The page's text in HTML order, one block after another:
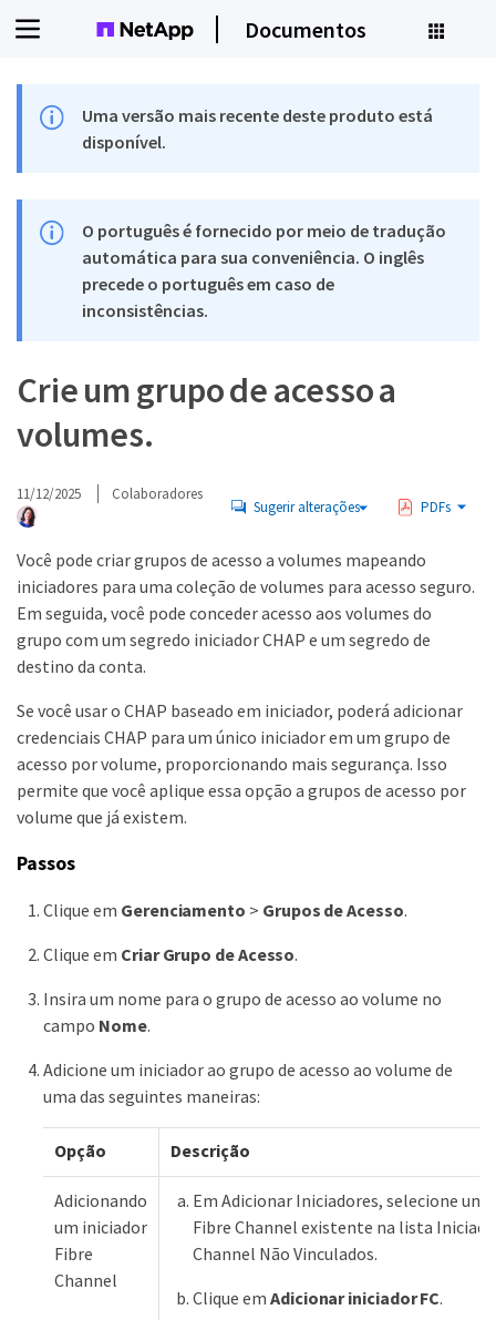
Documentos
Uma versão mais recente deste produto está
disponível.
O português é fornecido por meio de tradução
automática para sua conveniência. O inglês
precede o português em caso de
inconsistências.
Crie um grupo de acesso a
volumes.
11/12/2025 Colaboradores
Sugerir alterações PDFs
Você pode criar grupos de acesso a volumes mapeando
iniciadores para uma coleção de volumes para acesso seguro.
Em seguida, você pode conceder acesso aos volumes do
grupo com um segredo iniciador CHAP e um segredo de
destino da conta.
Se você usar o CHAP baseado em iniciador, poderá adicionar
credenciais CHAP para um único iniciador em um grupo de
acesso por volume, proporcionando mais segurança. Isso
permite que você aplique essa opção a grupos de acesso por
volume que já existem.
Passos
Clique em Gerenciamento > Grupos de Acesso.
Clique em Criar Grupo de Acesso.
Insira um nome para o grupo de acesso ao volume no
campo Nome.
Adicione um iniciador ao grupo de acesso ao volume de
uma das seguintes maneiras:
Opção Descrição
Adicionando
um iniciador
Fibre
Channel
Em Adicionar Iniciadores, selecione um
Fibre Channel existente na lista
Channel Não Vinculados.
Clique em Adicionar iniciador FC.